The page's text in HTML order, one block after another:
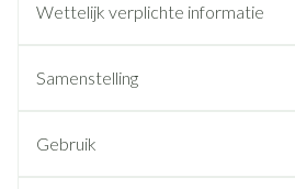
Wettelijk verplichte informatie
Samenstelling
Gebruik